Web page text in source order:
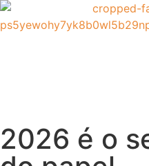
2026 é o